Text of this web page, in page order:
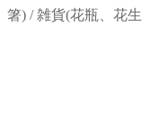
箸) / 雑貨(花瓶、花生